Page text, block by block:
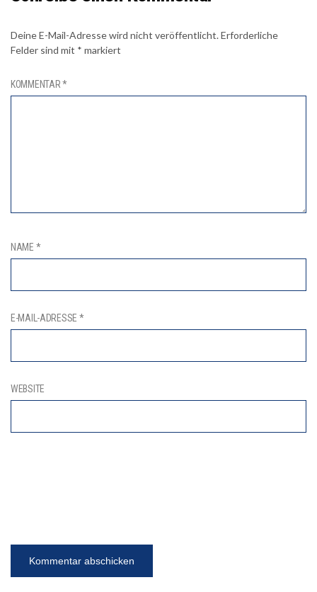
Deine E-Mail-Adresse wird nicht veröffentlicht.Erforderliche
Felder sind mit * markiert
KOMMENTAR*
NAME *
E-MAIL-ADRESSE *
WEBSITE